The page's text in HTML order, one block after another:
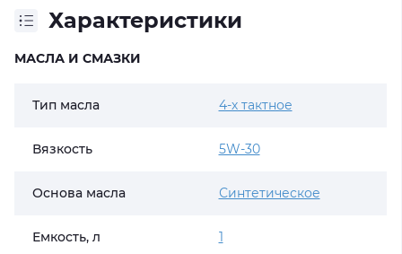
Характеристики
МАСЛА И СМАЗКИ
Тип масла 4-х тактное
Вязкость 5W-30
Основа масла Синтетическое
Емкость, л 1